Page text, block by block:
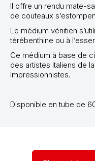
Il offre un rendu mate-
de couteaux
Le médium vénitien
térébenthine ou à
Ce médium à base de
des artistes italiens de
Impressionnistes.
Disponible en tube de